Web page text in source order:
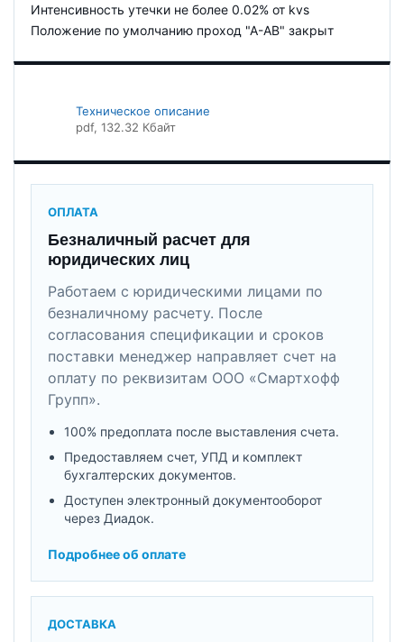
Интенсивность утечки не более 0.02% от kvs
Положение по умолчанию проход "А-АB" закрыт
Техническое описание
pdf, 132.32 Кбайт
ОПЛАТА
Безналичный расчет для
юридических лиц
Работаем с юридическими лицами по
безналичному расчету. После
согласования спецификации и сроков
поставки менеджер направляет счет на
оплату по реквизитам ООО «Смартхофф
Групп».
100% предоплата после выставления счета.
Предоставляем счет, УПД и комплект
бухгалтерских документов.
Доступен электронный документооборот
через Диадок.
Подробнее об оплате
ДОСТАВКА